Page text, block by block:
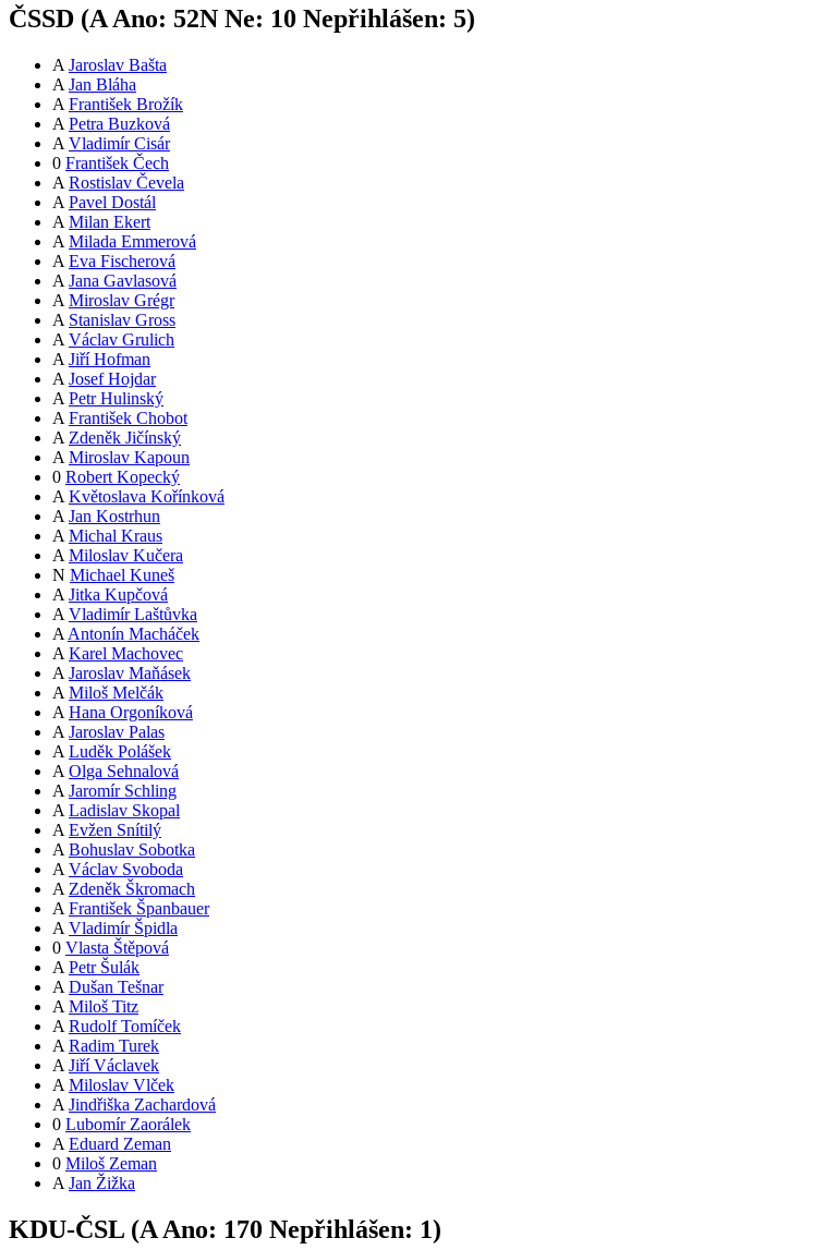
ČSSD (AAno: 52N Ne: 10 Nepřihlášen: 5)
A Jaroslav Bašta
A Jan Bláha
A František Brožík
A Petra Buzková
A Vladimír Cisár
0 František Čech
A Rostislav Čevela
A Pavel Dostál
A Milan Ekert
A Milada Emmerová
A Eva Fischerová
A Jana Gavlasová
A Miroslav Grégr
A Stanislav Gross
A Václav Grulich
A Jiří Hofman
A Josef Hojdar
A Petr Hulinský
A František Chobot
A Zdeněk Jičínský
A Miroslav Kapoun
0 Robert Kopecký
A Květoslava Kořínková
A Jan Kostrhun
A Michal Kraus
A Miloslav Kučera
N Michael Kuneš
A Jitka Kupčová
A Vladimír Laštůvka
A Antonín Macháček
A Karel Machovec
A Jaroslav Maňásek
A Miloš Melčák
A Hana Orgoníková
A Jaroslav Palas
A Luděk Polášek
A Olga Sehnalová
A Jaromír Schling
A Ladislav Skopal
A Evžen Snítilý
A Bohuslav Sobotka
A Václav Svoboda
A Zdeněk Škromach
A František Španbauer
A Vladimír Špidla
0 Vlasta Štěpová
A Petr Šulák
A Dušan Tešnar
A Miloš Titz
A Rudolf Tomíček
A Radim Turek
A Jiří Václavek
A Miloslav Vlček
A Jindřiška Zachardová
0 Lubomír Zaorálek
A Eduard Zeman
0 Miloš Zeman
A Jan Žižka
KDU-ČSL (AAno: 170 Nepřihlášen: 1)